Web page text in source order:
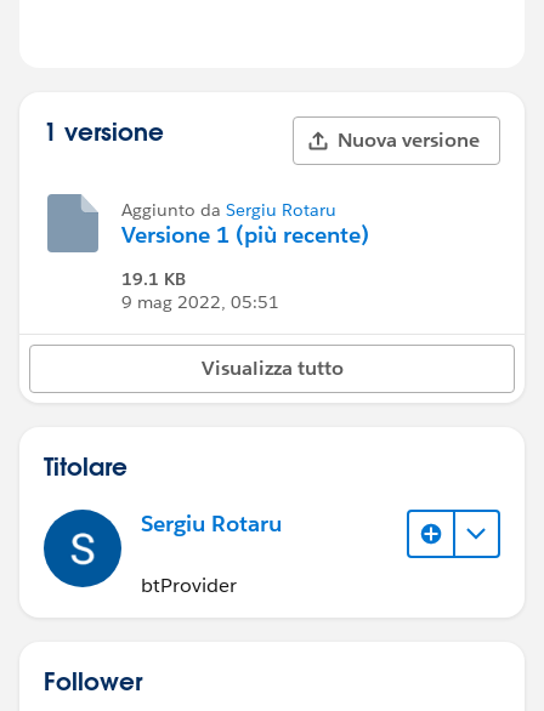
1 versione Nuova versione
Aggiunto da Sergiu Rotaru
Versione 1 (più recente)
19.1 KB
9 mag 2022, 05:51
Visualizza tutto
Titolare
Sergiu Rotaru
btProvider
Follower